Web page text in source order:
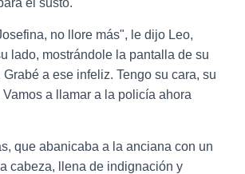
no llore más", le dijo Leo,
lado, mostrándole la pantalla de su
a ese infeliz. Tengo su cara, su
Vamos a llamar a la policía ahora
que abanicaba a la anciana con un
cabeza, llena de indignación y